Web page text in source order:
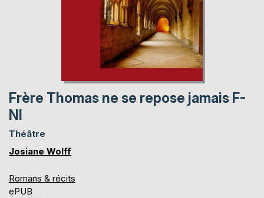
Frère Thomas ne se repose jamais F-
Nl
Théâtre
Josiane Wolff
Romans & récits
ePUB